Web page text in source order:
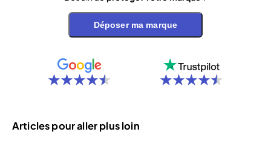
Déposer ma marque
Articles pour aller plus loin